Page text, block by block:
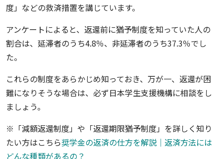
度」などの救済措置を講じています。
アンケートによると、返還前に猶予制度を知っていた人の
割合は、延滞者のうち4.8％、非延滞者のうち37.3％でし
た。
これらの制度をあらかじめ知っておき、万が一、返還が困
難になりそうな場合は、必ず日本学生支援機構に相談をし
ましょう。
※「減額返還制度」や「返還期限猶予制度」を詳しく知り
たい方はこちら奨学金の返済の仕方を解説｜返済方法には
どんな種類があるの？